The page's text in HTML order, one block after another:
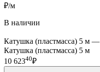
₽/м
В наличии
Катушка (пластмасса) 5 м —
Катушка (пластмасса) 5 м
10 62340₽